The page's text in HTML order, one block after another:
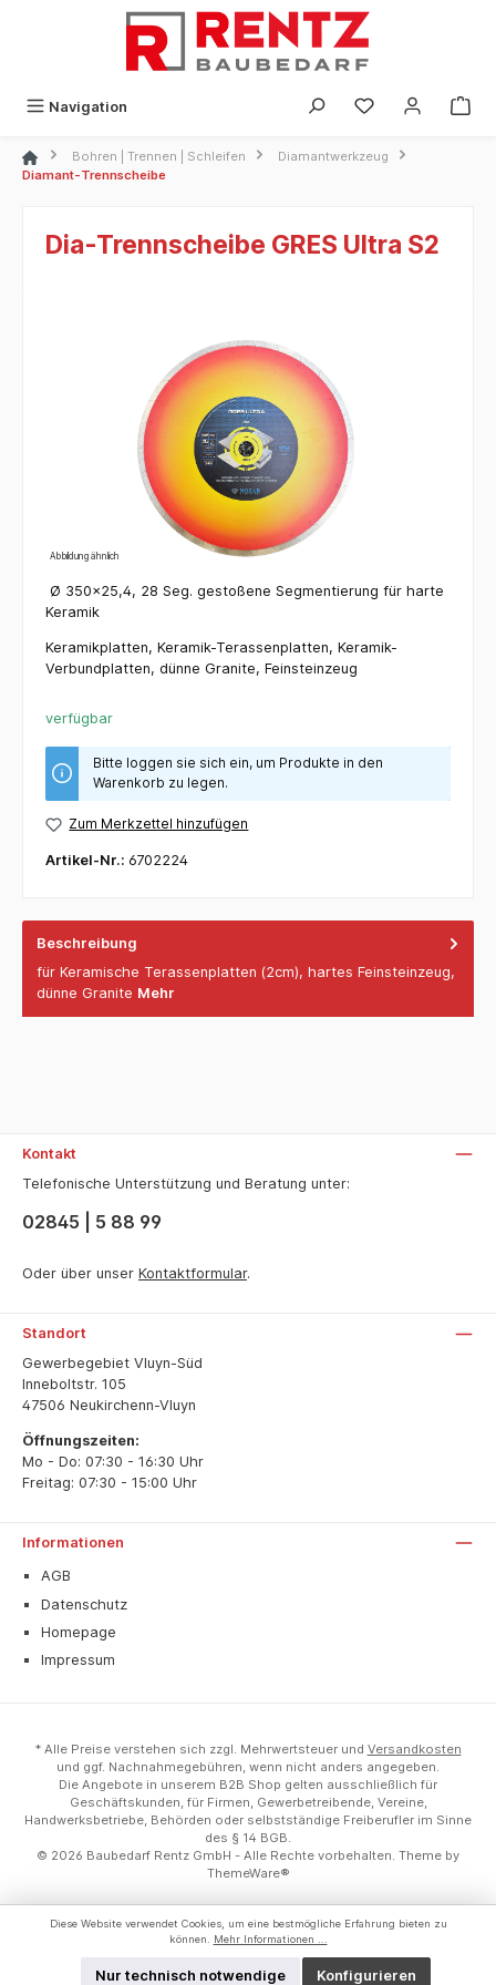
Navigation
Bohren | Trennen | Schleifen
Diamantwerkzeug
Diamant-Trennscheibe
Dia-Trennscheibe GRES Ultra S2
Abbildung ähnlich
Ø 350x25,4, 28 Seg. gestoßene Segmentierung für harte
Keramik
Keramikplatten, Keramik-Terassenplatten, Keramik-
Verbundplatten, dünne Granite, Feinsteinzeug
verfügbar
Bitte loggen sie sich ein, um Produkte in den
Warenkorb zu legen.
Zum Merkzettel hinzufügen
Artikel-Nr.: 6702224
Beschreibung
für Keramische Terassenplatten (2cm), hartes Feinsteinzeug,
dünne Granite Mehr
Kontakt
Telefonische Unterstützung und Beratung unter:
02845 | 5 88 99
Oder über unser Kontaktformular.
Standort
Gewerbegebiet Vluyn-Süd
Inneboltstr. 105
47506 Neukirchenn-Vluyn
Öffnungszeiten:
Mo - Do: 07:30 - 16:30 Uhr
Freitag: 07:30 - 15:00 Uhr
Informationen
AGB
Datenschutz
Homepage
Impressum
* Alle Preise verstehen sich zzgl. Mehrwertsteuer und Versandkosten
und ggf. Nachnahmegebühren, wenn nicht anders angegeben.
Die Angebote in unserem B2B Shop gelten ausschließlich für
Geschäftskunden, für Firmen, Gewerbetreibende, Vereine,
Handwerksbetriebe, Behörden oder selbstständige Freiberufler im Sinne
des § 14 BGB.
© 2026 Baubedarf Rentz GmbH - Alle Rechte vorbehalten. Theme by
ThemeWare®
Diese Website verwendet Cookies, um eine bestmögliche Erfahrung bieten zu
können.
Mehr Informationen ...
Nur technisch notwendige Konfigurieren